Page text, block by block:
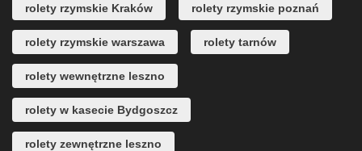
rolety rzymskie Kraków rolety rzymskie poznań
rolety rzymskie warszawa rolety tarnów
rolety wewnętrzne leszno
rolety w kasecie Bydgoszcz
rolety zewnętrzne leszno